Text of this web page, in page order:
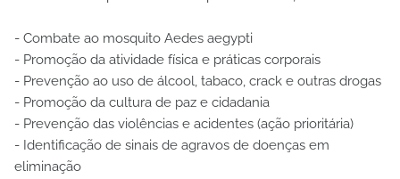
- Combate ao mosquito Aedes aegypti
- Promoção da atividade física e práticas corporais
- Prevenção ao uso de álcool, tabaco, crack e outras drogas
- Promoção da cultura de paz e cidadania
- Prevenção das violências e acidentes (ação prioritária)
- Identificação de sinais de agravos de doenças em
eliminação